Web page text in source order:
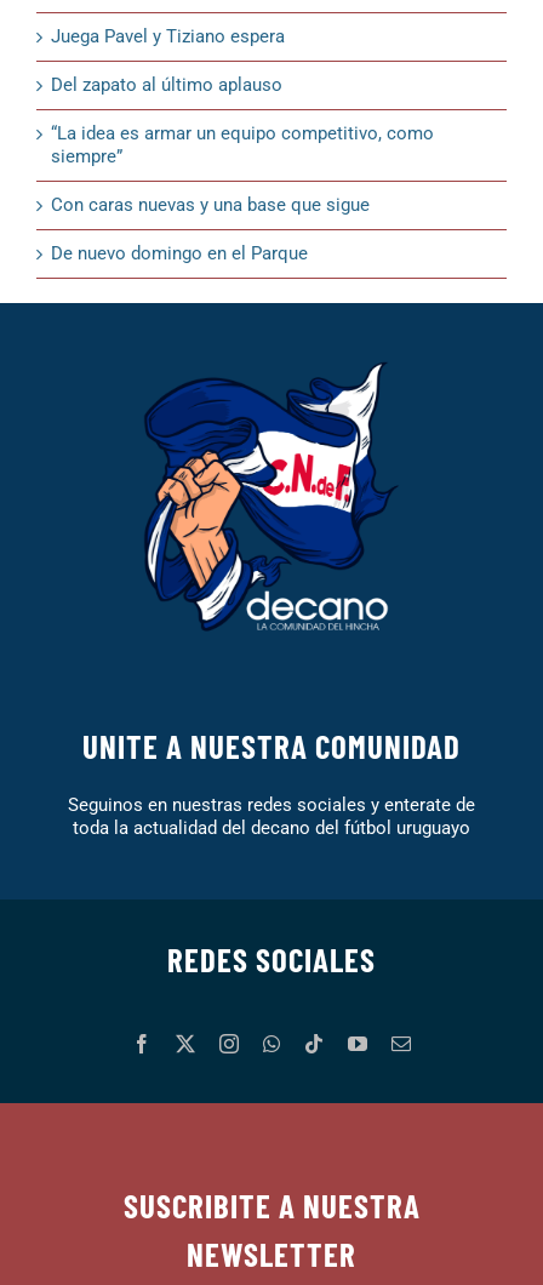
Juega Pavel y Tiziano espera
Del zapato al último aplauso
“La idea es armar un equipo competitivo, como
siempre”
Con caras nuevas y una base que sigue
De nuevo domingo en el Parque
UNITE A NUESTRA COMUNIDAD
Seguinos en nuestras redes sociales y enterate de
toda la actualidad del decano del fútbol uruguayo
REDES SOCIALES
SUSCRIBITE A NUESTRA
NEWSLETTER